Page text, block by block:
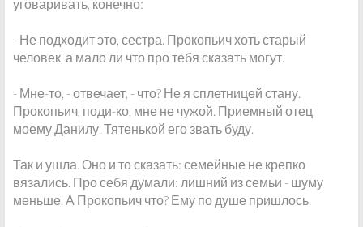
уговаривать, конечно:
- Не подходит это, сестра. Прокопьич хоть старый
человек, а мало ли что про тебя сказать могут.
- Мне-то, - отвечает, - что? Не я сплетницей стану.
Прокопьич, поди-ко, мне не чужой. Приемный отец
моему Данилу. Тятенькой его звать буду.
Так и ушла. Оно и то сказать: семейные не крепко
вязались. Про себя думали: лишний из семьи - шуму
меньше. А Прокопьич что? Ему по душе пришлось.